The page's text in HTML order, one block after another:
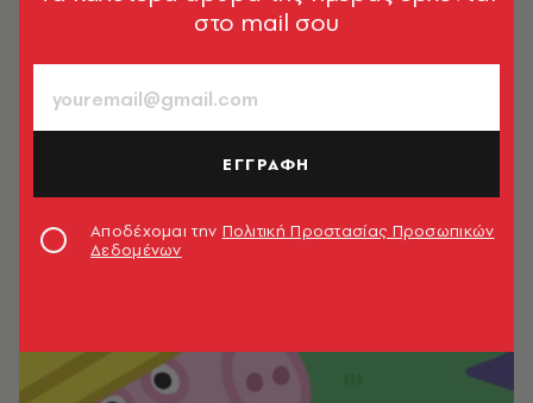
στο mail σου
ΕΓΓΡΑΦΗ
Αποδέχομαι την Πολιτική Προστασίας Προσωπικών
Δεδομένων